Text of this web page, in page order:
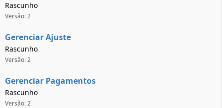
Rascunho
Versão: 2
Gerenciar Ajuste
Rascunho
Versão: 2
Gerenciar Pagamentos
Rascunho
Versão: 2